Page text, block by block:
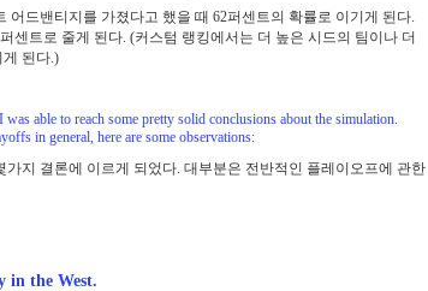
어드밴티지를 가졌다고 했을 때 62퍼센트의 확률로 이기게 된다.
센트로 줄게 된다. (커스텀 랭킹에서는 더 높은 시드의 팀이나 더
된다.)
able to reach some pretty solid conclusions about the simulation.
in general, here are some observations:
지 결론에 이르게 되었다. 대부분은 전반적인 플레이오프에 관한
in the West.